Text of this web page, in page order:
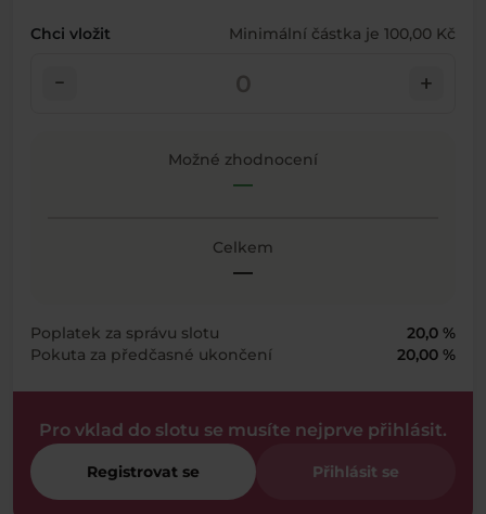
Chci vložit Minimální částka je 100,00 Kč
check_indeterminate_small add
Možné zhodnocení
—
Celkem
—
Poplatek za správu slotu
20,0 %
Pokuta za předčasné ukončení
20,00 %
Pro vklad do slotu se musíte nejprve přihlásit.
Registrovat se Přihlásit se